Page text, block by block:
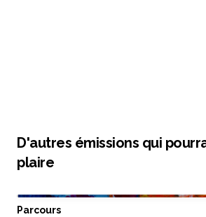
D'autres émissions qui
plaire
Parcours